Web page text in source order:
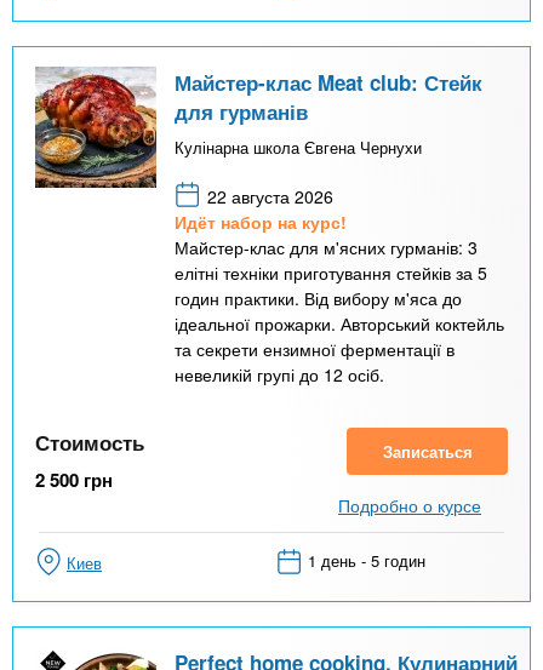
Майстер-клас Meat club: Стейк
для гурманів
Кулінарна школа Євгена Чернухи
22 августа 2026
Идёт набор на курс!
Майстер-клас для м'ясних гурманів: 3
елітні техніки приготування стейків за 5
годин практики. Від вибору м'яса до
ідеальної прожарки. Авторський коктейль
та секрети ензимної ферментації в
невеликій групі до 12 осіб.
Стоимость
2 500 грн
Записаться
Подробно о курсе
Киев 1 день - 5 годин
Perfect home cooking. Кулинарний